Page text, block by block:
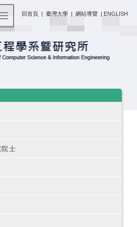
回首頁 | 臺灣大學 | 網站導覽 | ENGLISH
Toggle navigation
士